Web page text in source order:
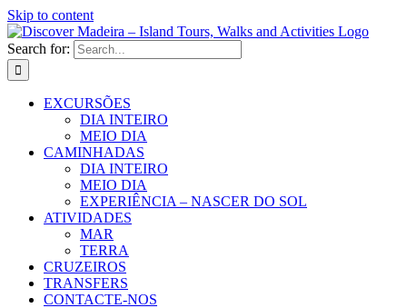
Skip to content
Search for:
EXCURSÕES
DIA INTEIRO
MEIO DIA
CAMINHADAS
DIA INTEIRO
MEIO DIA
EXPERIÊNCIA – NASCER DO SOL
ATIVIDADES
MAR
TERRA
CRUZEIROS
TRANSFERS
CONTACTE-NOS